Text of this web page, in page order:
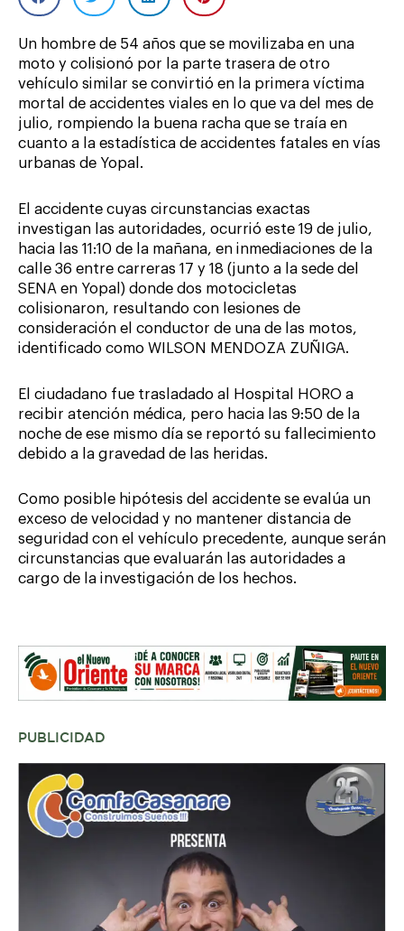
Un hombre de 54 años que se movilizaba en una
moto y colisionó por la parte trasera de otro
vehículo similar se convirtió en la primera víctima
mortal de accidentes viales en lo que va del mes de
julio, rompiendo la buena racha que se traía en
cuanto a la estadística de accidentes fatales en vías
urbanas de Yopal.
El accidente cuyas circunstancias exactas
investigan las autoridades, ocurrió este 19 de julio,
hacia las 11:10 de la mañana, en inmediaciones de la
calle 36 entre carreras 17 y 18 (junto a la sede del
SENA en Yopal) donde dos motocicletas
colisionaron, resultando con lesiones de
consideración el conductor de una de las motos,
identificado como WILSON MENDOZA ZUÑIGA.
El ciudadano fue trasladado al Hospital HORO a
recibir atención médica, pero hacia las 9:50 de la
noche de ese mismo día se reportó su fallecimiento
debido a la gravedad de las heridas.
Como posible hipótesis del accidente se evalúa un
exceso de velocidad y no mantener distancia de
seguridad con el vehículo precedente, aunque serán
circunstancias que evaluarán las autoridades a
cargo de la investigación de los hechos.
PUBLICIDAD